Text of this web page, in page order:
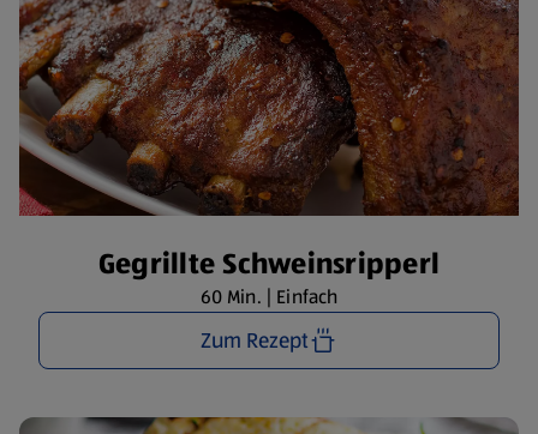
Gegrillte Schweinsripperl
60 Min. | Einfach
Zum Rezept